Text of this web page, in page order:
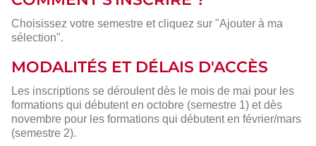
Choisissez votre semestre et cliquez sur "Ajouter à ma
sélection".
MODALITÉS ET DÉLAIS D'ACCÈS
Les inscriptions se déroulent dès le mois de mai pour les
formations qui débutent en octobre (semestre 1) et dès
novembre pour les formations qui débutent en février/mars
(semestre 2).